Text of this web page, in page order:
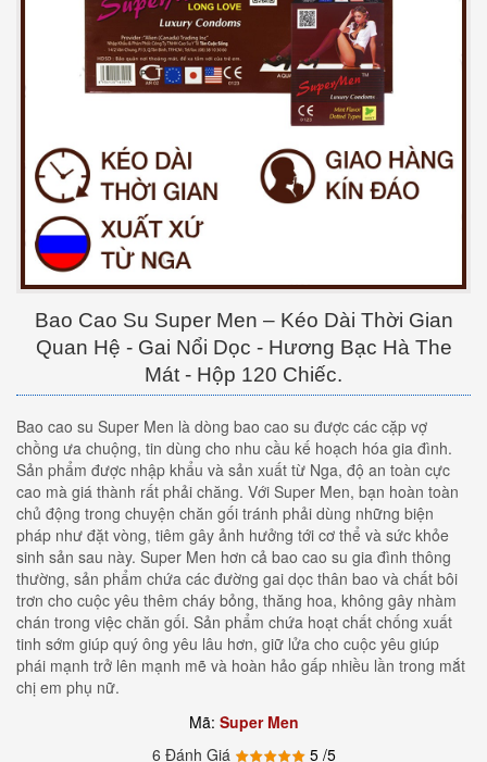
Bao Cao Su Super Men – Kéo Dài Thời Gian
Quan Hệ - Gai Nổi Dọc - Hương Bạc Hà The
Mát - Hộp 120 Chiếc.
Bao cao su Super Men là dòng bao cao su được các cặp vợ
chồng ưa chuộng, tin dùng cho nhu cầu kế hoạch hóa gia đình.
Sản phẩm được nhập khẩu và sản xuất từ Nga, độ an toàn cực
cao mà giá thành rất phải chăng. Với Super Men, bạn hoàn toàn
chủ động trong chuyện chăn gối tránh phải dùng những biện
pháp như đặt vòng, tiêm gây ảnh hưởng tới cơ thể và sức khỏe
sinh sản sau này. Super Men hơn cả bao cao su gia đình thông
thường, sản phẩm chứa các đường gai dọc thân bao và chất bôi
trơn cho cuộc yêu thêm cháy bỏng, thăng hoa, không gây nhàm
chán trong việc chăn gối. Sản phẩm chứa hoạt chất chống xuất
tinh sớm giúp quý ông yêu lâu hơn, giữ lửa cho cuộc yêu giúp
phái mạnh trở lên mạnh mẽ và hoàn hảo gấp nhiều lần trong mắt
chị em phụ nữ.
Mã: Super Men
6 Đánh Giá
5 /5